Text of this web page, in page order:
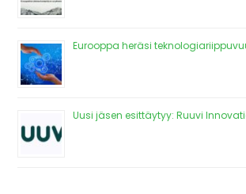
Eurooppa heräsi
Uusi jäsen esittäytyy: Ruuvi